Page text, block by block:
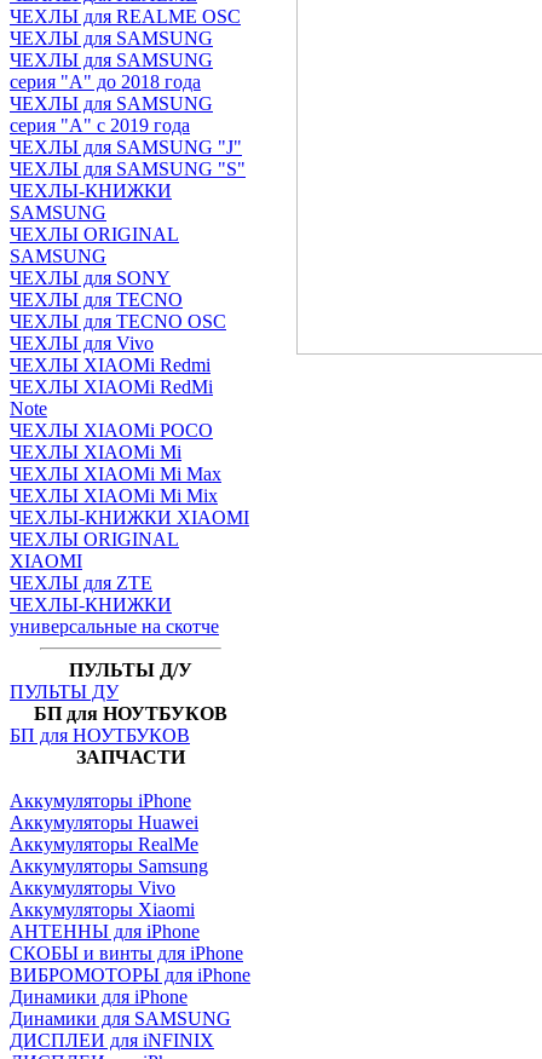
ЧЕХЛЫ для REALME OSC
ЧЕХЛЫ для SAMSUNG
ЧЕХЛЫ для SAMSUNG
серия "A" до 2018 года
ЧЕХЛЫ для SAMSUNG
серия "A" с 2019 года
ЧЕХЛЫ для SAMSUNG "J"
ЧЕХЛЫ для SAMSUNG "S"
ЧЕХЛЫ-КНИЖКИ
SAMSUNG
ЧЕХЛЫ ORIGINAL
SAMSUNG
ЧЕХЛЫ для SONY
ЧЕХЛЫ для TECNO
ЧЕХЛЫ для TECNO OSC
ЧЕХЛЫ для Vivo
ЧЕХЛЫ XIAOMi Redmi
ЧЕХЛЫ XIAOMi RedMi
Note
ЧЕХЛЫ XIAOMi POCO
ЧЕХЛЫ XIAOMi Mi
ЧЕХЛЫ XIAOMi Mi Max
ЧЕХЛЫ XIAOMi Mi Mix
ЧЕХЛЫ-КНИЖКИ XIAOMI
ЧЕХЛЫ ORIGINAL
XIAOMI
ЧЕХЛЫ для ZTE
ЧЕХЛЫ-КНИЖКИ
универсальные на скотче
ПУЛЬТЫ Д/У
ПУЛЬТЫ ДУ
БП для НОУТБУКОВ
БП для НОУТБУКОВ
ЗАПЧАСТИ
Аккумуляторы iPhone
Аккумуляторы Huawei
Аккумуляторы RealMe
Аккумуляторы Samsung
Аккумуляторы Vivo
Аккумуляторы Xiaomi
АНТЕННЫ для iPhone
СКОБЫ и винты для iPhone
ВИБРОМОТОРЫ для iPhone
Динамики для iPhone
Динамики для SAMSUNG
ДИСПЛЕИ для iNFINIX